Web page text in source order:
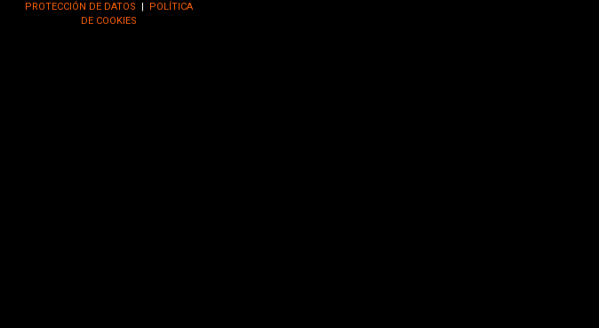
PROTECCIÓN DE DATOS | POLÍTICA
DE COOKIES